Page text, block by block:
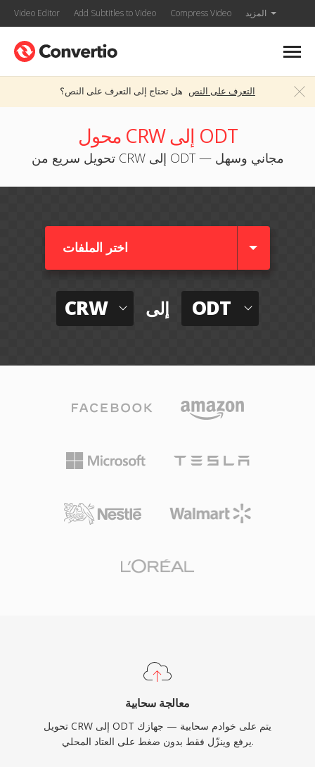
Video Editor Add Subtitles to Video Compress Video المزيد
هل تحتاج إلى التعرف على النص؟ التعرف على النص
محول CRW إلى ODT
تحويل سريع من CRW إلى ODT — مجاني وسهل
اختر الملفات
CRW إلى ODT
معالجة سحابية
تحويل CRW إلى ODT يتم على خوادم سحابية — جهازك
يرفع وينزّل فقط بدون ضغط على العتاد المحلي.